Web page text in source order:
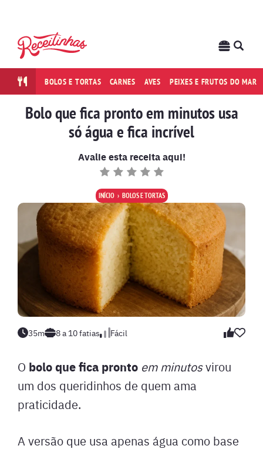
BOLOS E TORTAS CARNES AVES PEIXES E FRUTOS DO MAR
Bolo que fica pronto em minutos usa
só água e fica incrível
Avalie esta receita aqui!
INÍCIO BOLOS E TORTAS
35m 8 a 10 fatias Fácil
O bolo que fica pronto em minutosvirou
um dos queridinhos de quem ama
praticidade.
A versão que usa apenas água como base